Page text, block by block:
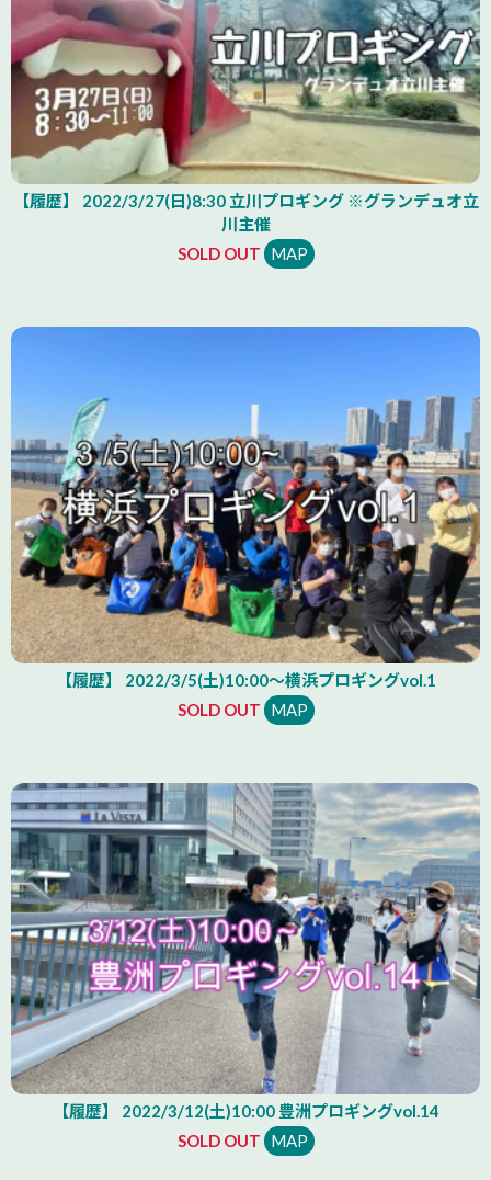
【履歴】 2022/3/27(日)8:30 立川プロギング ※グランデュオ立
川主催
SOLD OUT
MAP
【履歴】 2022/3/5(土)10:00～横浜プロギングvol.1
SOLD OUT
MAP
【履歴】 2022/3/12(土)10:00 豊洲プロギングvol.14
SOLD OUT
MAP